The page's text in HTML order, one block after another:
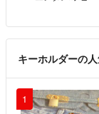
キーホルダーの
1